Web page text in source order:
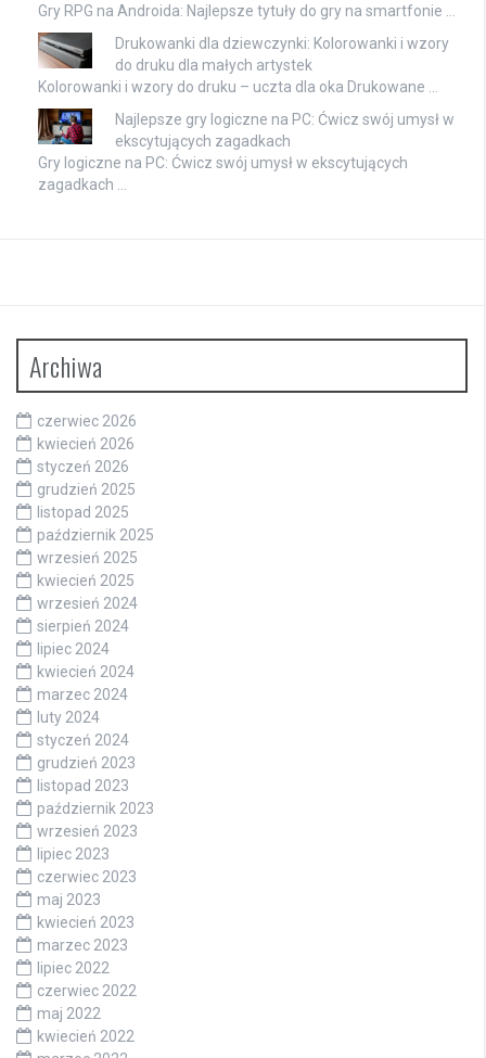
Gry RPG na Androida: Najlepsze tytuły do gry na smartfonie …
Drukowanki dla dziewczynki: Kolorowanki i wzory
do druku dla małych artystek
Kolorowanki i wzory do druku – uczta dla oka Drukowane …
Najlepsze gry logiczne na PC: Ćwicz swój umysł w
ekscytujących zagadkach
Gry logiczne na PC: Ćwicz swój umysł w ekscytujących
zagadkach …
Archiwa
czerwiec 2026
kwiecień 2026
styczeń 2026
grudzień 2025
listopad 2025
październik 2025
wrzesień 2025
kwiecień 2025
wrzesień 2024
sierpień 2024
lipiec 2024
kwiecień 2024
marzec 2024
luty 2024
styczeń 2024
grudzień 2023
listopad 2023
październik 2023
wrzesień 2023
lipiec 2023
czerwiec 2023
maj 2023
kwiecień 2023
marzec 2023
lipiec 2022
czerwiec 2022
maj 2022
kwiecień 2022